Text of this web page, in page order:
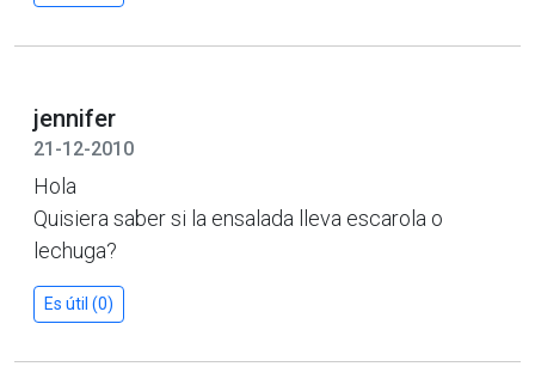
jennifer
21-12-2010
Hola
Quisiera saber si la ensalada lleva escarola o
lechuga?
Es útil (0)